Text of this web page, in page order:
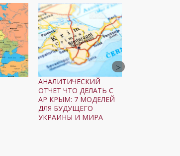
АНАЛИТИЧЕСКИЙ
ОТЧЕТ ЧТО ДЕЛАТЬ С
АР КРЫМ: 7 МОДЕЛЕЙ
ДЛЯ БУДУЩЕГО
УКРАИНЫ И МИРА